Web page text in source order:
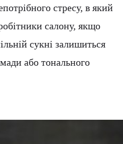
стресу, в який
салону, якщо
сукні залишиться
або тонального